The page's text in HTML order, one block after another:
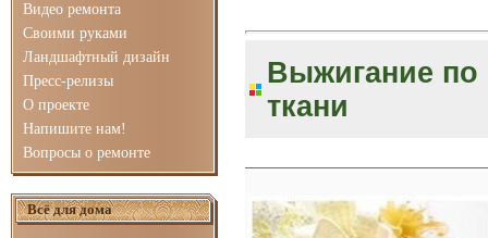
Видео ремонта
Своими руками
Ландшафтный дизайн
Пресс-релизы
О проекте
Напишите нам!
Вопросы о ремонте
Всё для дома
Выжигание по
ткани